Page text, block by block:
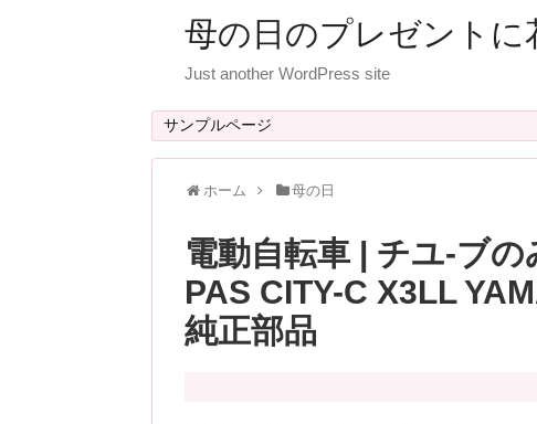
母の日のプレゼントに
Just another WordPress site
サンプルページ
ホーム 母の日
電動自転車 | チユ-ブ
PAS CITY-C X3LL
純正部品